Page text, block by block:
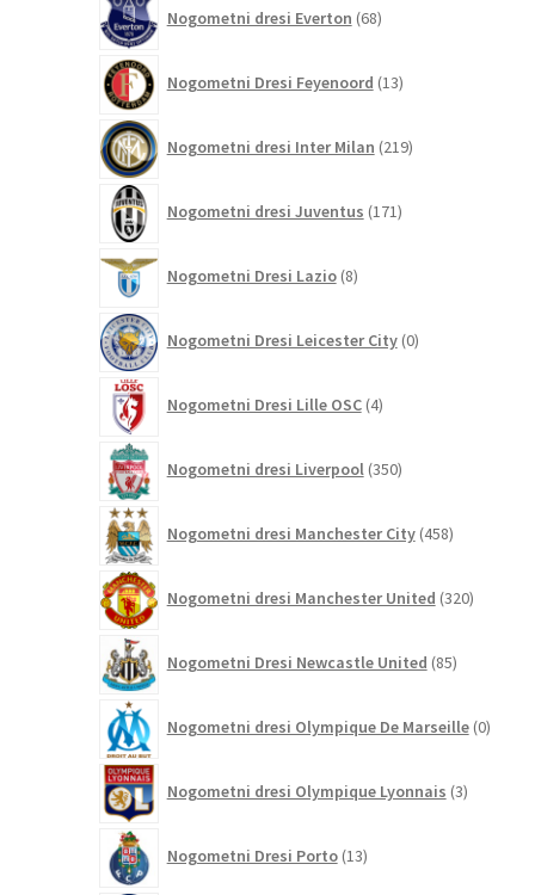
Nogometni dresi Everton 68izdelkov
Nogometni Dresi Feyenoord 13izdelkov
Nogometni dresi Inter Milan 219izdelkov
Nogometni dresi Juventus 171izdelkov
Nogometni Dresi Lazio 8izdelkov
Nogometni Dresi Leicester City 0izdelkov
Nogometni Dresi Lille OSC 4izdelki
Nogometni dresi Liverpool 350izdelkov
Nogometni dresi Manchester City 458izdelkov
Nogometni dresi Manchester United 320izdelkov
Nogometni Dresi Newcastle United 85izdelkov
Nogometni dresi Olympique De Marseille 0
Nogometni dresi Olympique Lyonnais 3izdelki
Nogometni Dresi Porto 13izdelkov